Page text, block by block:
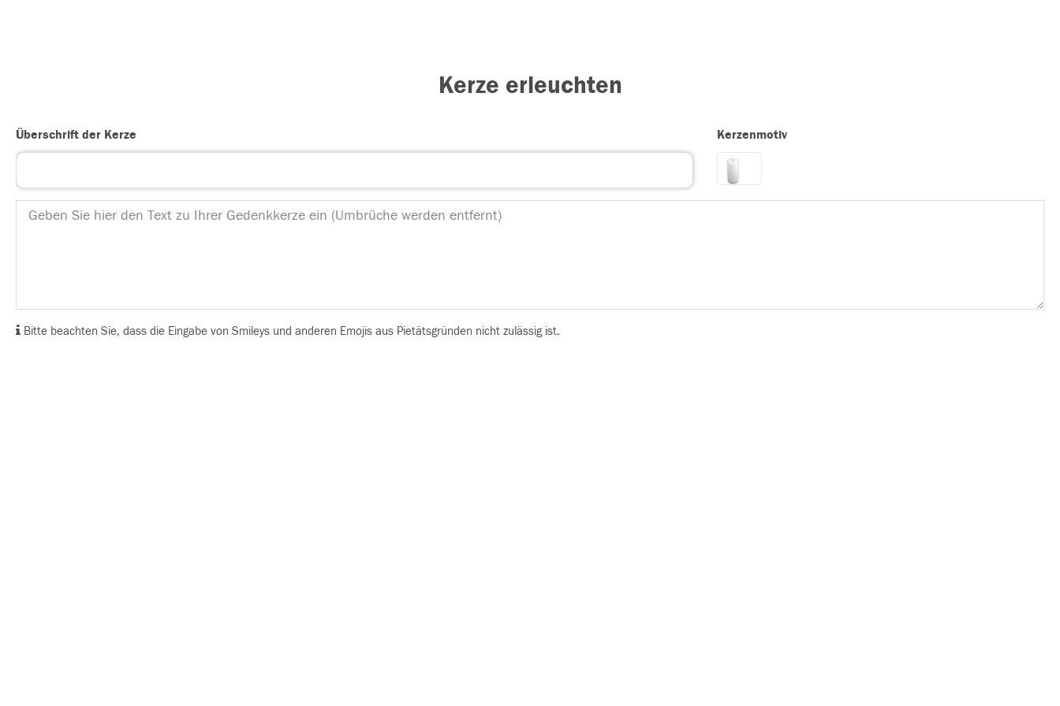
Kerze erleuchten
Überschrift der Kerze Kerzenmotiv
Bitte beachten Sie, dass die Eingabe von Smileys und anderen Emojis aus Pietätsgründen nicht zulässig ist.